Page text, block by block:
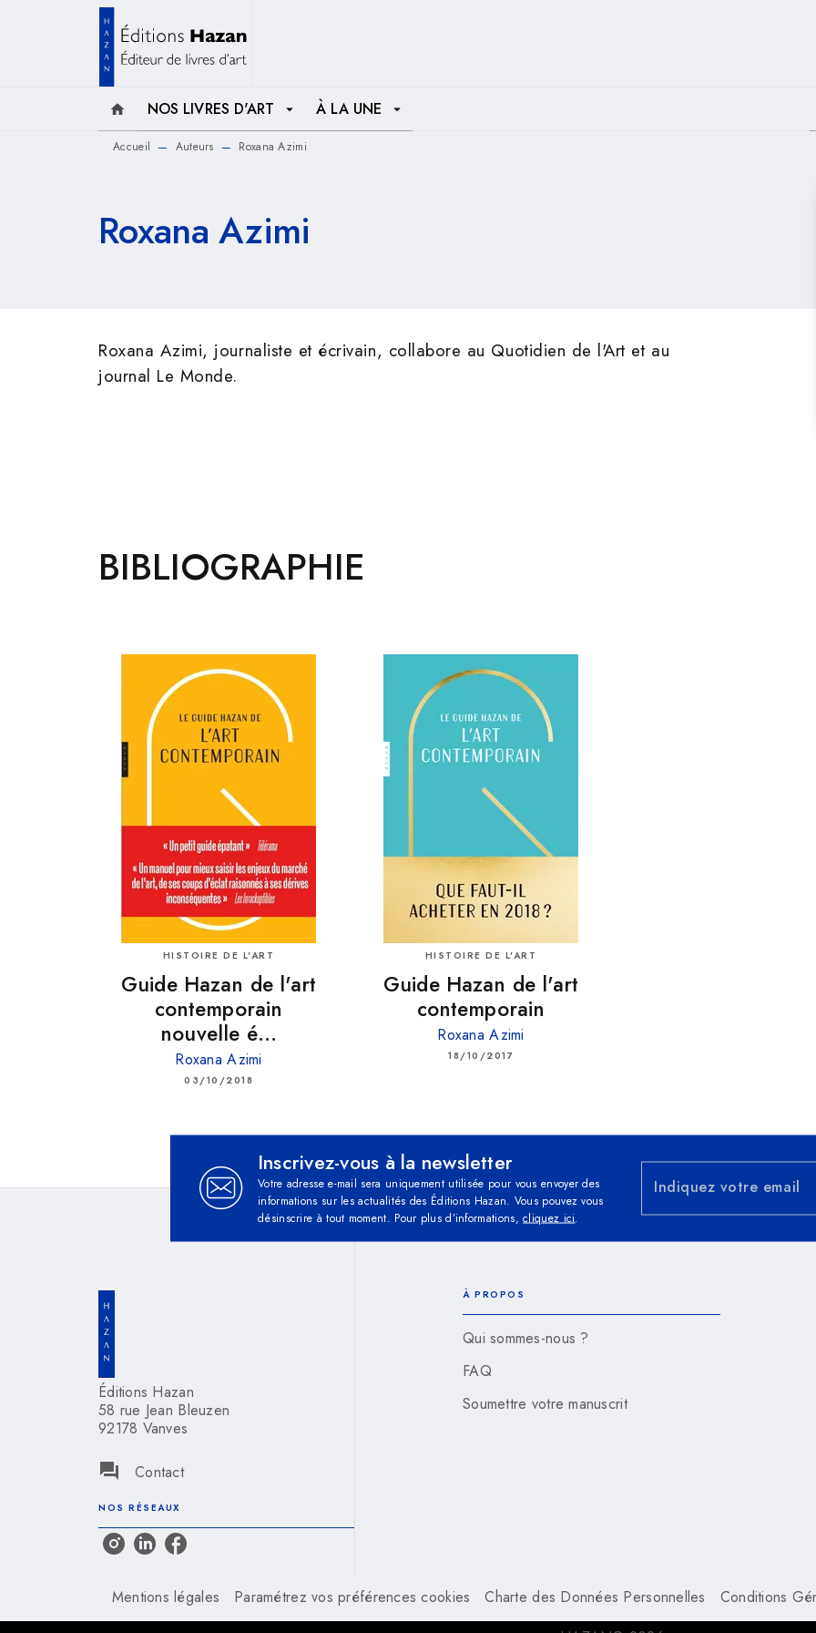
MENU RECHERCHE
home NOS LIVRES D'ART arrow_drop_down À LA UNE arrow_drop_down
Accueil — Auteurs — Roxana Azimi
Roxana Azimi
Roxana Azimi, journaliste et écrivain, collabore au Quotidien de l'Art et au
journal Le Monde.
BIBLIOGRAPHIE
HISTOIRE DE L'ART
Guide Hazan de l'art
contemporain
nouvelle é…
Roxana Azimi
03/10/2018
HISTOIRE DE L'ART
Guide Hazan de l'art
contemporain
Roxana Azimi
18/10/2017
Inscrivez-vous à la newsletter
Votre adresse e-mail sera uniquement utilisée pour vous envoyer des
informations sur les actualités des Éditions Hazan. Vous pouvez vous
désinscrire à tout moment. Pour plus d’informations,cliquez ici.
Indiquez votre email
Éditions Hazan
58 rue Jean Bleuzen
92178 Vanves
question_answer Contact
NOS RÉSEAUX
À PROPOS
Qui sommes-nous ?
FAQ
Soumettre votre manuscrit
Mentions légales Paramétrez vos préférences cookies Charte des Données Personnelles
Conditions